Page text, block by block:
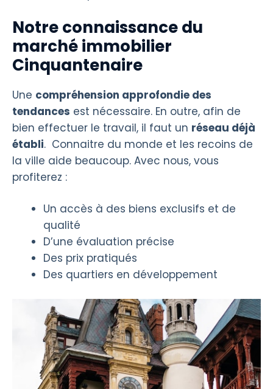
Notre connaissance du
marché immobilier
Cinquantenaire
Une compréhension approfondie des
tendances est nécessaire. En outre, afin de
bien effectuer le travail, il faut un réseau déjà
établi. Connaitre du monde et les recoins de
la ville aide beaucoup. Avec nous, vous
profiterez :
Un accès à des biens exclusifs et de
qualité
D’une évaluation précise
Des prix pratiqués
Des quartiers en développement